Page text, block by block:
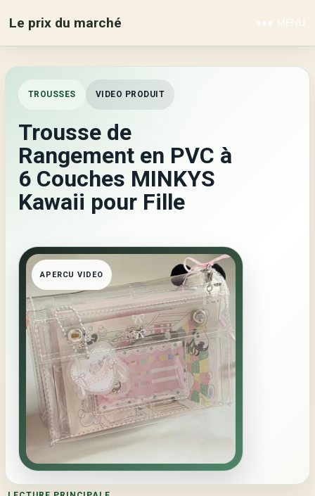
Le prix du marché MENU
TROUSSES VIDEO PRODUIT
Trousse de
Rangement en PVC à
6 Couches MINKYS
Kawaii pour Fille
APERCU VIDEO